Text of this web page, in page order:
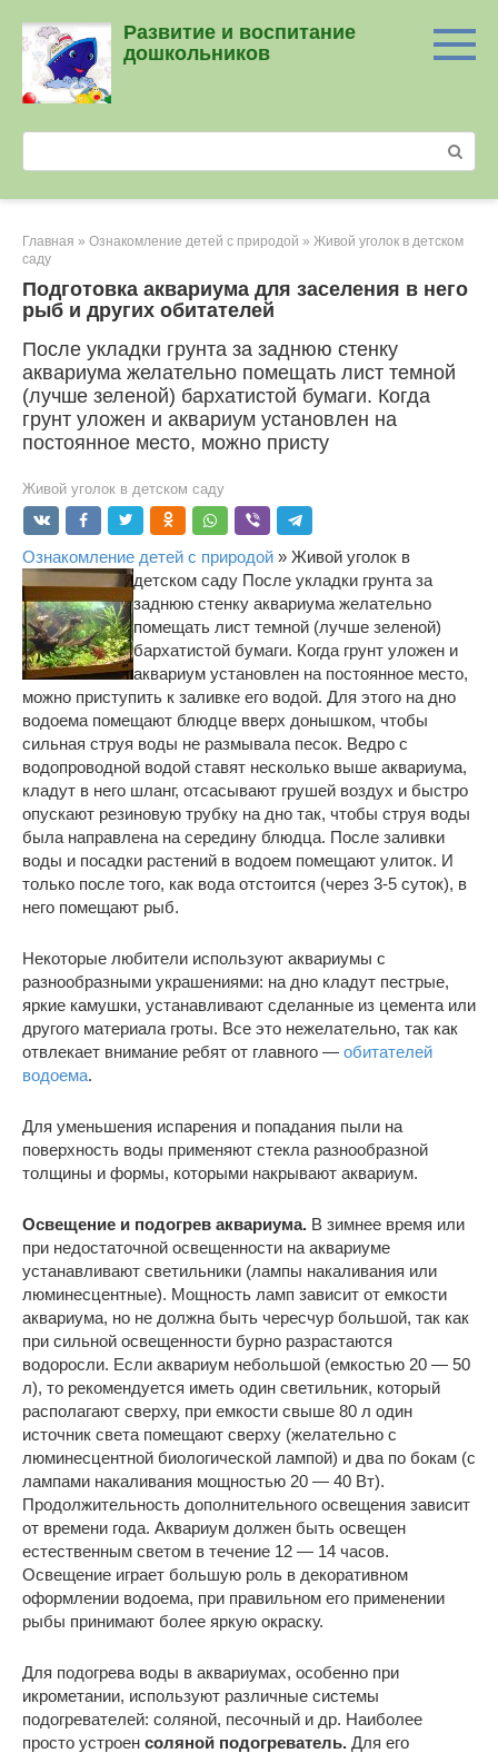
контенту
Развитие и воспитание
дошкольников
Главная » Ознакомление детей с природой » Живой уголок в детском
саду
Подготовка аквариума для заселения в него
рыб и других обитателей
После укладки грунта за заднюю стенку
аквариума желательно помещать лист темной
(лучше зеленой) бархатистой бумаги. Когда
грунт уложен и аквариум установлен на
постоянное место, можно присту
Живой уголок в детском саду
Ознакомление детей с природой » Живой уголок в
детском саду После укладки грунта за
заднюю стенку аквариума желательно
помещать лист темной (лучше зеленой)
бархатистой бумаги. Когда грунт уложен и
аквариум установлен на постоянное место,
можно приступить к заливке его водой. Для этого на дно
водоема помещают блюдце вверх донышком, чтобы
сильная струя воды не размывала песок. Ведро с
водопроводной водой ставят несколько выше аквариума,
кладут в него шланг, отсасывают грушей воздух и быстро
опускают резиновую трубку на дно так, чтобы струя воды
была направлена на середину блюдца. После заливки
воды и посадки растений в водоем помещают улиток. И
только после того, как вода отстоится (через 3-5 суток), в
него помещают рыб.
Некоторые любители используют аквариумы с
разнообразными украшениями: на дно кладут пестрые,
яркие камушки, устанавливают сделанные из цемента или
другого материала гроты. Все это нежелательно, так как
отвлекает внимание ребят от главного — обитателей
водоема.
Для уменьшения испарения и попадания пыли на
поверхность воды применяют стекла разнообразной
толщины и формы, которыми накрывают аквариум.
Освещение и подогрев аквариума. В зимнее время или
при недостаточной освещенности на аквариуме
устанавливают светильники (лампы накаливания или
люминесцентные). Мощность ламп зависит от емкости
аквариума, но не должна быть чересчур большой, так как
при сильной освещенности бурно разрастаются
водоросли. Если аквариум небольшой (емкостью 20 — 50
л), то рекомендуется иметь один светильник, который
располагают сверху, при емкости свыше 80 л один
источник света помещают сверху (желательно с
люминесцентной биологической лампой) и два по бокам (с
лампами накаливания мощностью 20 — 40 Вт).
Продолжительность дополнительного освещения зависит
от времени года. Аквариум должен быть освещен
естественным светом в течение 12 — 14 часов.
Освещение играет большую роль в декоративном
оформлении водоема, при правильном его применении
рыбы принимают более яркую окраску.
Для подогрева воды в аквариумах, особенно при
икрометании, используют различные системы
подогревателей: соляной, песочный и др. Наиболее
просто устроен соляной подогреватель. Для его